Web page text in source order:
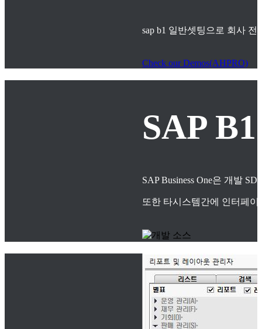
sap b1 일반셋팅으로 회사
Check our Demos(AHPRO)
SAP
SAP Business One은 개발
또한 타시스템간에 인터페